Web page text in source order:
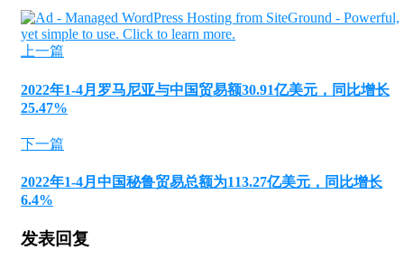
上一篇
2022年1-4月罗马尼亚与中国贸易额30.91亿美元，同比增长
25.47%
下一篇
2022年1-4月中国秘鲁贸易总额为113.27亿美元，同比增长
6.4%
发表回复